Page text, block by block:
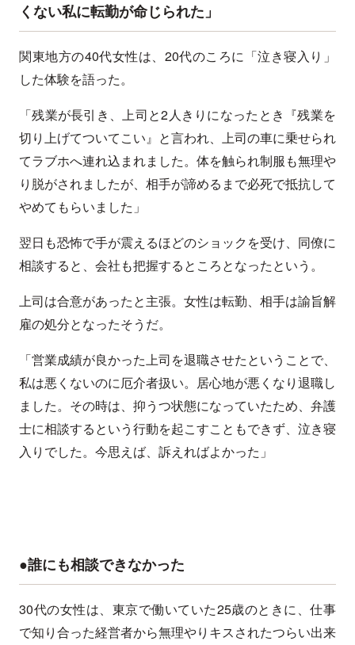
くない私に転勤が命じられた」
関東地方の40代女性は、20代のころに「泣き寝入り」
した体験を語った。
「残業が長引き、上司と2人きりになったとき『残業を
切り上げてついてこい』と言われ、上司の車に乗せられ
てラブホへ連れ込まれました。体を触られ制服も無理や
り脱がされましたが、相手が諦めるまで必死で抵抗して
やめてもらいました」
翌日も恐怖で手が震えるほどのショックを受け、同僚に
相談すると、会社も把握するところとなったという。
上司は合意があったと主張。女性は転勤、相手は諭旨解
雇の処分となったそうだ。
「営業成績が良かった上司を退職させたということで、
私は悪くないのに厄介者扱い。居心地が悪くなり退職し
ました。その時は、抑うつ状態になっていたため、弁護
士に相談するという行動を起こすこともできず、泣き寝
入りでした。今思えば、訴えればよかった」
●誰にも相談できなかった
30代の女性は、東京で働いていた25歳のときに、仕事
で知り合った経営者から無理やりキスされたつらい出来